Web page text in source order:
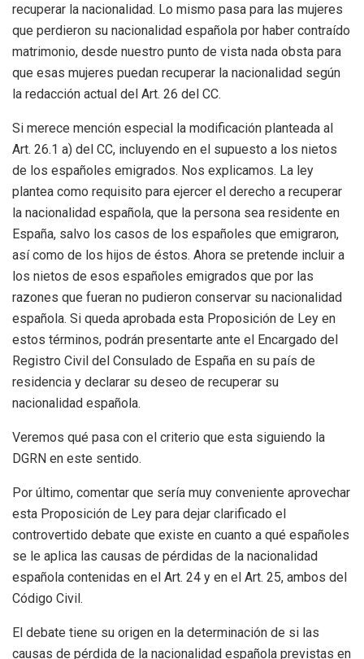
recuperar la nacionalidad. Lo mismo pasa para las mujeres
que perdieron su nacionalidad española por haber contraído
matrimonio, desde nuestro punto de vista nada obsta para
que esas mujeres puedan recuperar la nacionalidad según
la redacción actual del Art. 26 del CC.
Si merece mención especial la modificación planteada al
Art. 26.1 a) del CC, incluyendo en el supuesto a los nietos
de los españoles emigrados. Nos explicamos. La ley
plantea como requisito para ejercer el derecho a recuperar
la nacionalidad española, que la persona sea residente en
España, salvo los casos de los españoles que emigraron,
así como de los hijos de éstos. Ahora se pretende incluir a
los nietos de esos españoles emigrados que por las
razones que fueran no pudieron conservar su nacionalidad
española. Si queda aprobada esta Proposición de Ley en
estos términos, podrán presentarte ante el Encargado del
Registro Civil del Consulado de España en su país de
residencia y declarar su deseo de recuperar su
nacionalidad española.
Veremos qué pasa con el criterio que esta siguiendo la
DGRN en este sentido.
Por último, comentar que sería muy conveniente aprovechar
esta Proposición de Ley para dejar clarificado el
controvertido debate que existe en cuanto a qué españoles
se le aplica las causas de pérdidas de la nacionalidad
española contenidas en el Art. 24 y en el Art. 25, ambos del
Código Civil.
El debate tiene su origen en la determinación de si las
causas de pérdida de la nacionalidad española previstas en